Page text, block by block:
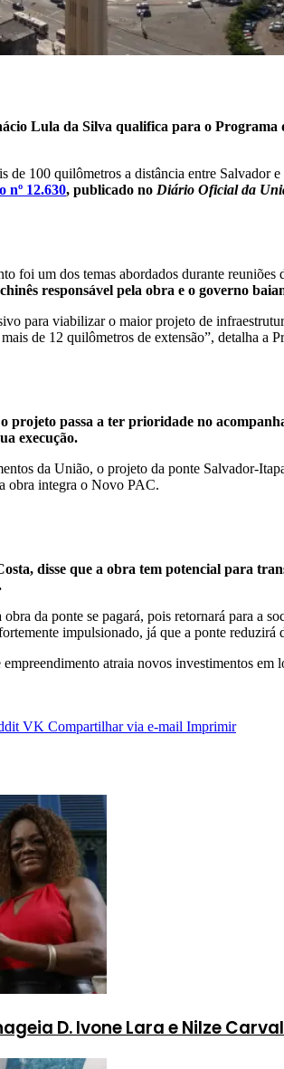
Lula da Silva qualifica para o
de 100 quilômetros a distância entre Salvador
nº 12.630, publicado no Diário Oficial da
foi um dos temas abordados durante
responsável pela obra e o governo
para viabilizar o maior projeto de
de 12 quilômetros de extensão”, detalha a
projeto passa a ter prioridade no
execução.
da União, o projeto da ponte Salvador-
obra integra o Novo PAC.
disse que a obra tem potencial para
da ponte se pagará, pois retornará para a
impulsionado, já que a ponte
atraia novos investimentos
VK Compartilhar via e-mail Imprimir
D. Ivone Lara e Nilze